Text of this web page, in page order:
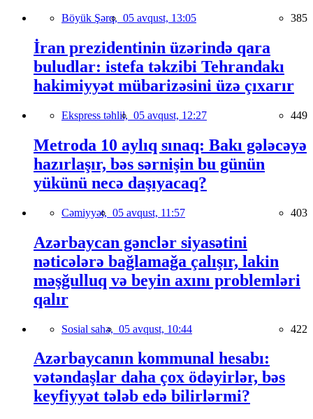
Böyük Şərq, 05 avqust, 13:05 385
İran prezidentinin üzərində qara
buludlar: istefa təkzibi Tehrandakı
hakimiyyət mübarizəsini üzə çıxarır
Ekspress təhlil, 05 avqust, 12:27 449
Metroda 10 aylıq sınaq: Bakı gələcəyə
hazırlaşır, bəs sərnişin bu günün
yükünü necə daşıyacaq?
Cəmiyyət, 05 avqust, 11:57 403
Azərbaycan gənclər siyasətini
nəticələrə bağlamağa çalışır, lakin
məşğulluq və beyin axını problemləri
qalır
Sosial sahə, 05 avqust, 10:44 422
Azərbaycanın kommunal hesabı:
vətəndaşlar daha çox ödəyirlər, bəs
keyfiyyət tələb edə bilirlərmi?